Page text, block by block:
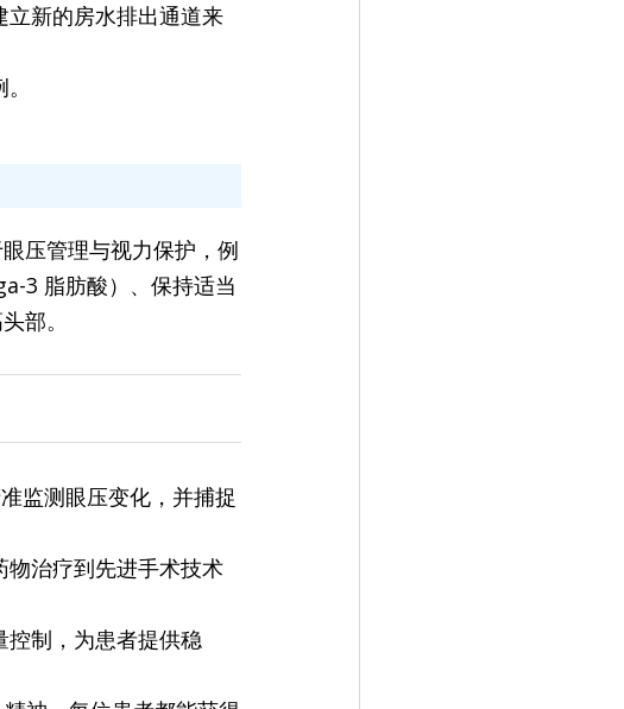
立新的房水排出通道来
压管理与视力保护，例
3 脂肪酸）、保持适当
部。
监测眼压变化，并捕捉
物治疗到先进手术技术
控制，为患者提供稳